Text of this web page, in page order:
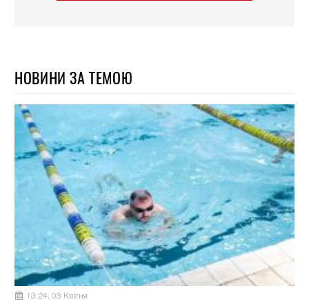
НОВИНИ ЗА ТЕМОЮ
13:24, 03 Квітня